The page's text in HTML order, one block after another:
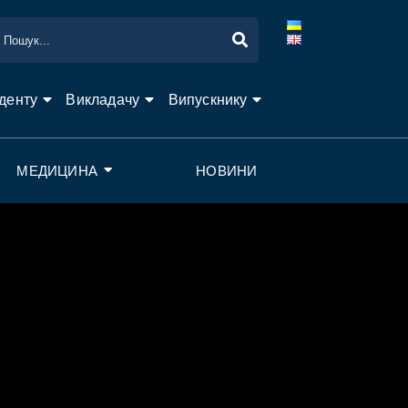
Викладачу Випускнику
МЕДИЦИНА НОВИНИ